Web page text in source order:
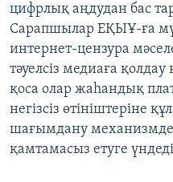
цифрлық аңдудан бас
Сарапшылар ЕҚЫҰ-ға
интернет-цензура
тәуелсіз медиаға
қоса олар жаһандық
негізсіз өтініштеріне
шағымдану
қамтамасыз етуге